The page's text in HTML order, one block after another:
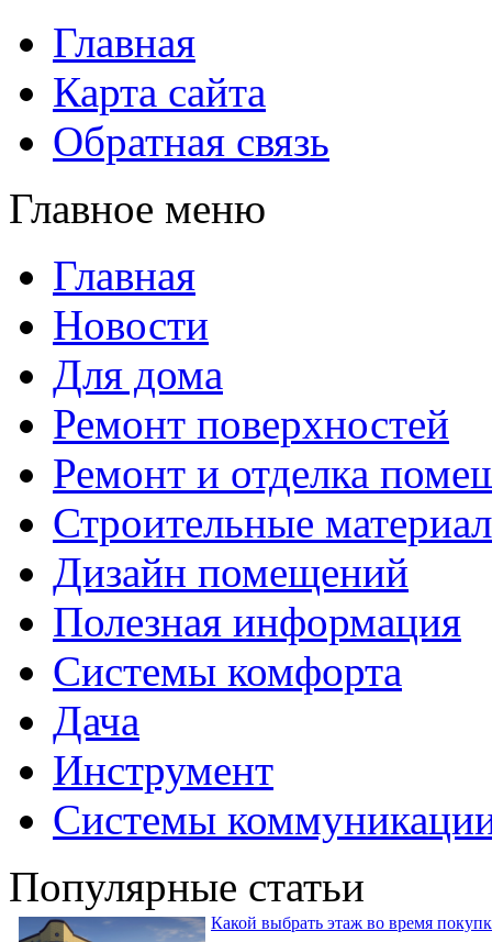
Главная
Карта сайта
Обратная связь
Главное меню
Главная
Новости
Для дома
Ремонт поверхностей
Ремонт и отделка
Строительные
Дизайн помещений
Полезная информация
Системы комфорта
Дача
Инструмент
Системы
Популярные статьи
Какой выбрать этаж во время